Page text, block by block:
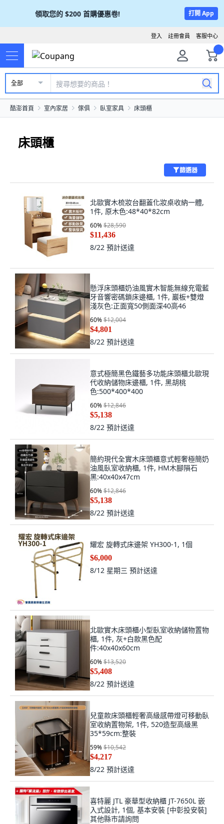
領取您的 $200 首購優惠卷! 打開 App
客服中心
註冊會員
登入
全部
酷澎首頁 室內家居 傢俱 臥室家具 床頭櫃
床頭櫃
篩選器
北歐實木梳妝台翻蓋化妝桌收納一體,
1件, 原木色:48*40*82cm
60%$28,590
$11,436
8/22 預計送達
懸浮床頭櫃奶油風實木智能無線充電藍
牙音響密碼鎖床邊櫃, 1件, 巖板+雙燈
淺灰色:正面寬50側面深40高46
60%$12,004
$4,801
8/22 預計送達
意式極簡黑色鐵藝多功能床頭櫃北歐現
代收納儲物床邊櫃, 1件, 黑胡桃
色:500*400*400
60%$12,846
$5,138
8/22 預計送達
簡約現代全實木床頭櫃意式輕奢極簡奶
油風臥室收納櫃, 1件, HM木腳隕石
黑:40x40x47cm
60%$12,846
$5,138
8/22 預計送達
耀宏 旋轉式床邊架 YH300-1, 1個
$6,000
8/12 星期三 預計送達
北歐實木床頭櫃小型臥室收納儲物置物
櫃, 1件, 灰+白款黑色配
件:40x40x60cm
60%$13,520
$5,408
8/22 預計送達
兒童款床頭櫃輕奢高級感帶燈可移動臥
室收納置物架, 1件, 520造型高級黑
35*59cm:整裝
59%$10,542
$4,217
8/22 預計送達
喜特麗 JTL 豪華型收納櫃 JT-7650L 嵌
入式設計, 1個, 基本安裝 [中彰投安裝]
其他縣市請詢問